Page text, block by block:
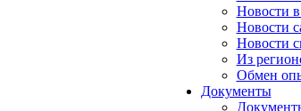
Новости
Новости
Новости
Из
Обмен
Документы